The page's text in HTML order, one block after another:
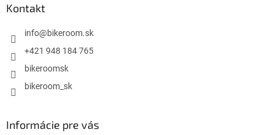
Kontakt
info@bikeroom.sk
+421 948 184 765
bikeroomsk
bikeroom_sk
Informácie pre vás